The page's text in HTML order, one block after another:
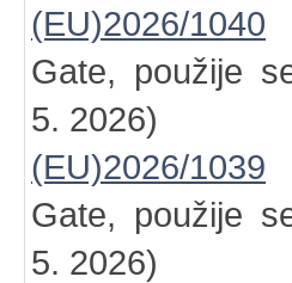
(EU)2026/1040
Gate, použije
5. 2026)
(EU)2026/1039
Gate, použije
5. 2026)